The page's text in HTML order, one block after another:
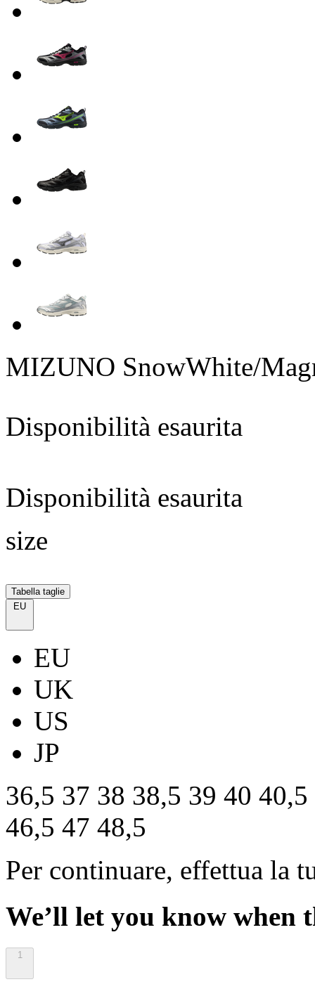
MIZUNO SnowWhite/
Disponibilità esaurita
Disponibilità esaurita
size
Tabella taglie
EU
EU
UK
US
JP
36,5 37 38 38,5 39 40 40,5
46,5 47 48,5
Per continuare, effettua la
We’ll let you know when
1